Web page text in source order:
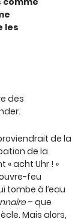
les
des
de la
de la
acht Uhr ! »
feu
tombe à l’eau
– que
Mais alors,